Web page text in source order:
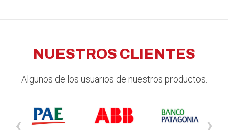
NUESTROS CLIENTES
Algunos de los usuarios de nuestros productos.
‹ ›